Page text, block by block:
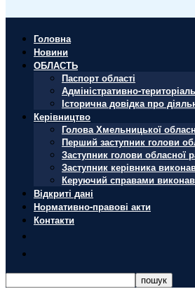
Головна
Новини
ОБЛАСТЬ
Паспорт області
Адміністративно-
Історична довідка про
Керівництво
Голова Хмельницької
Перший заступник голови
Заступник голови обласної
Заступник керівника
Керуючий справами
Відкриті дані
Нормативно-правові акти
Контакти